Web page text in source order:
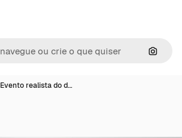
Evento realista do d…